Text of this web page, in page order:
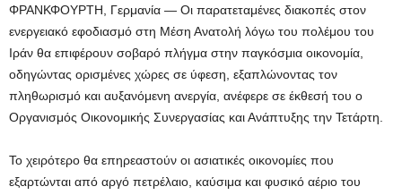
ΦΡΑΝΚΦΟΥΡΤΗ, Γερμανία — Οι παρατεταμένες διακοπές στον
ενεργειακό εφοδιασμό στη Μέση Ανατολή λόγω του πολέμου του
Ιράν θα επιφέρουν σοβαρό πλήγμα στην παγκόσμια οικονομία,
οδηγώντας ορισμένες χώρες σε ύφεση, εξαπλώνοντας τον
πληθωρισμό και αυξανόμενη ανεργία, ανέφερε σε έκθεσή του ο
Οργανισμός Οικονομικής Συνεργασίας και Ανάπτυξης την Τετάρτη.
Το χειρότερο θα επηρεαστούν οι ασιατικές οικονομίες που
εξαρτώνται από αργό πετρέλαιο, καύσιμα και φυσικό αέριο του